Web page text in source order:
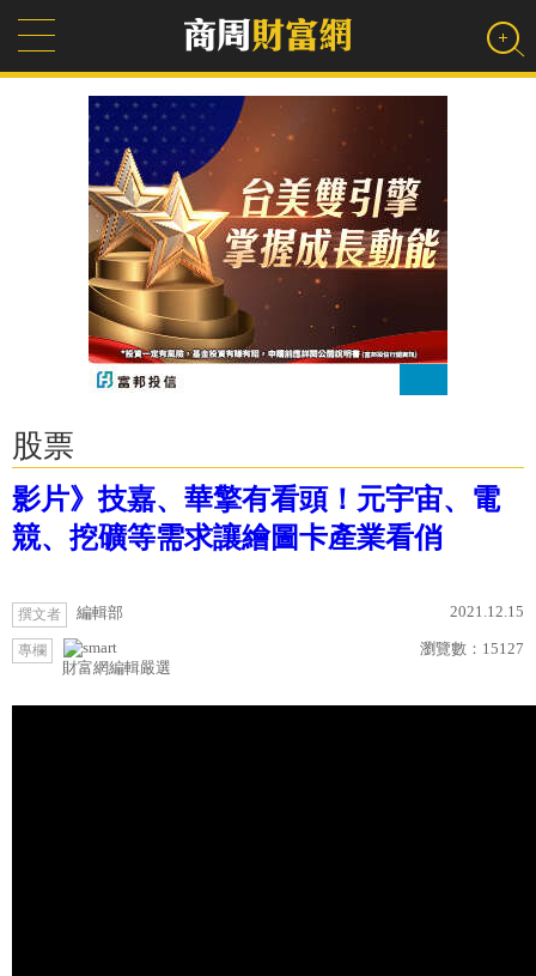
股票
影片》技嘉、華擎有看頭！元宇宙、電
競、挖礦等需求讓繪圖卡產業看俏
撰文者 編輯部 2021.12.15
專欄
財富網編輯嚴選
瀏覽數： 15127